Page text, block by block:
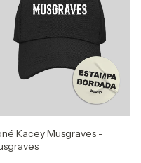
Kacey Musgraves -